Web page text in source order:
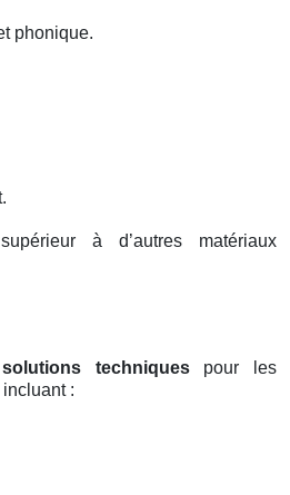
phonique.
à d’autres matériaux
solutions techniquespour les
incluant :